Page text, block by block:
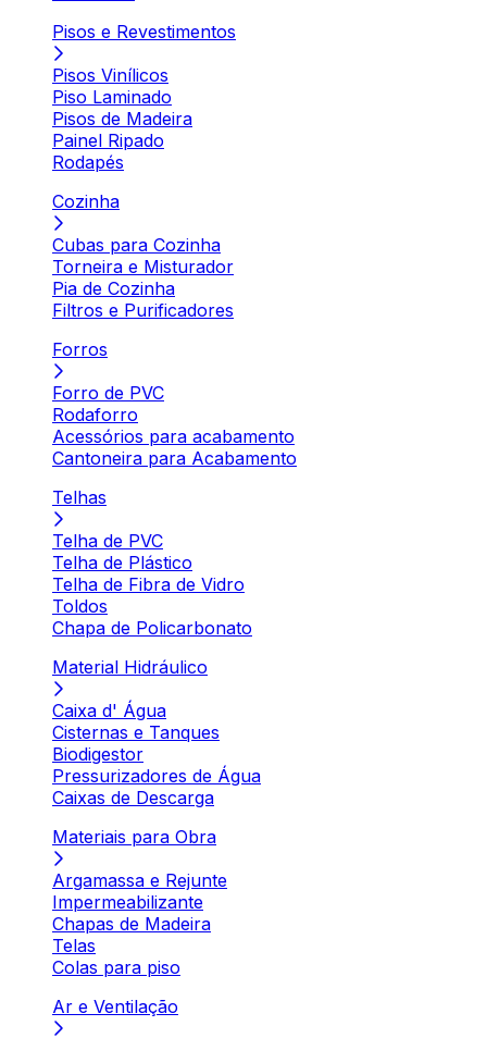
Pisos e Revestimentos
Pisos Vinílicos
Piso Laminado
Pisos de Madeira
Painel Ripado
Rodapés
Cozinha
Cubas para Cozinha
Torneira e Misturador
Pia de Cozinha
Filtros e Purificadores
Forros
Forro de PVC
Rodaforro
Acessórios para acabamento
Cantoneira para Acabamento
Telhas
Telha de PVC
Telha de Plástico
Telha de Fibra de Vidro
Toldos
Chapa de Policarbonato
Material Hidráulico
Caixa d' Água
Cisternas e Tanques
Biodigestor
Pressurizadores de Água
Caixas de Descarga
Materiais para Obra
Argamassa e Rejunte
Impermeabilizante
Chapas de Madeira
Telas
Colas para piso
Ar e Ventilação